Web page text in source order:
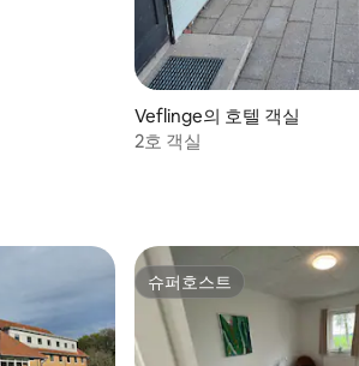
Veflinge의 호텔 객실
2호 객실
슈퍼호스트
슈퍼호스트